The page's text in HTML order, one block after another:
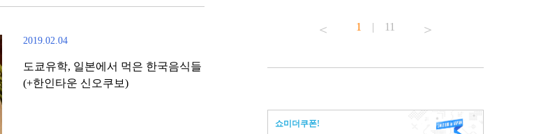
2019.02.04
도쿄유학, 일본에서 먹은 한국음식들
(+한인타운 신오쿠보)
>> Find out more at Japankuru.com! (link in bio)
#japankuru #teamlab #teamlabbiovortex #kyoto
#kyototrip #japantravel #artnews
#japantrip #카피바라 #애니터치 #아이와가볼
#anitouchtokyodome
1 | 11
쇼미더쿠폰!